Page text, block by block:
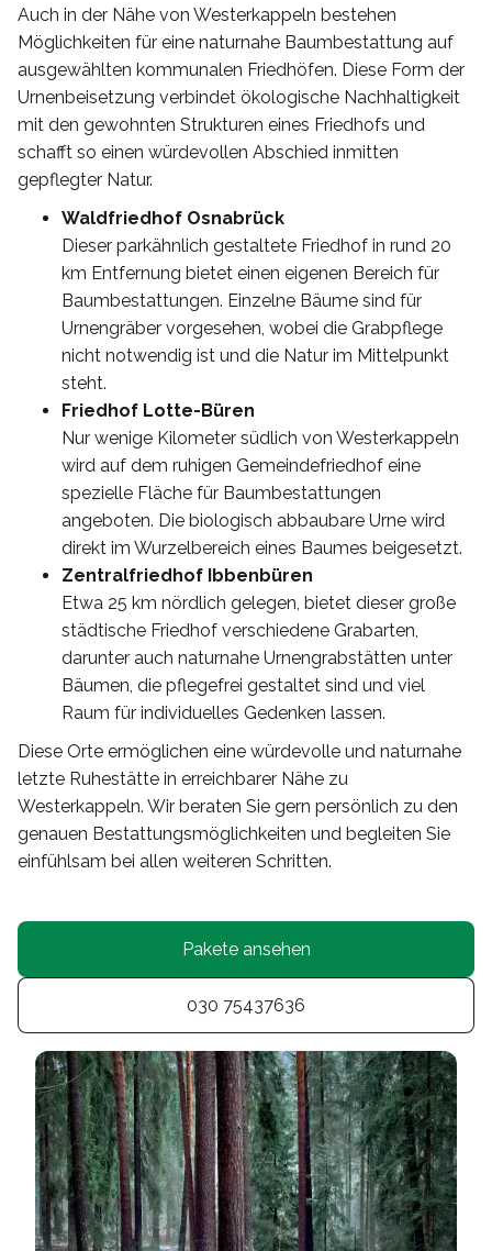
Auch in der Nähe von Westerkappeln bestehen
Möglichkeiten für eine naturnahe Baumbestattung auf
ausgewählten kommunalen Friedhöfen. Diese Form der
Urnenbeisetzung verbindet ökologische Nachhaltigkeit
mit den gewohnten Strukturen eines Friedhofs und
schafft so einen würdevollen Abschied inmitten
gepflegter Natur.
Waldfriedhof Osnabrück
Dieser parkähnlich gestaltete Friedhof in rund 20
km Entfernung bietet einen eigenen Bereich für
Baumbestattungen. Einzelne Bäume sind für
Urnengräber vorgesehen, wobei die Grabpflege
nicht notwendig ist und die Natur im Mittelpunkt
steht.
Friedhof Lotte-Büren
Nur wenige Kilometer südlich von Westerkappeln
wird auf dem ruhigen Gemeindefriedhof eine
spezielle Fläche für Baumbestattungen
angeboten. Die biologisch abbaubare Urne wird
direkt im Wurzelbereich eines Baumes beigesetzt.
Zentralfriedhof Ibbenbüren
Etwa 25 km nördlich gelegen, bietet dieser große
städtische Friedhof verschiedene Grabarten,
darunter auch naturnahe Urnengrabstätten unter
Bäumen, die pflegefrei gestaltet sind und viel
Raum für individuelles Gedenken lassen.
Diese Orte ermöglichen eine würdevolle und naturnahe
letzte Ruhestätte in erreichbarer Nähe zu
Westerkappeln. Wir beraten Sie gern persönlich zu den
genauen Bestattungsmöglichkeiten und begleiten Sie
einfühlsam bei allen weiteren Schritten.
Pakete ansehen
030 75437636